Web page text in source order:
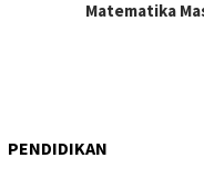
Matematika
PENDIDIKAN